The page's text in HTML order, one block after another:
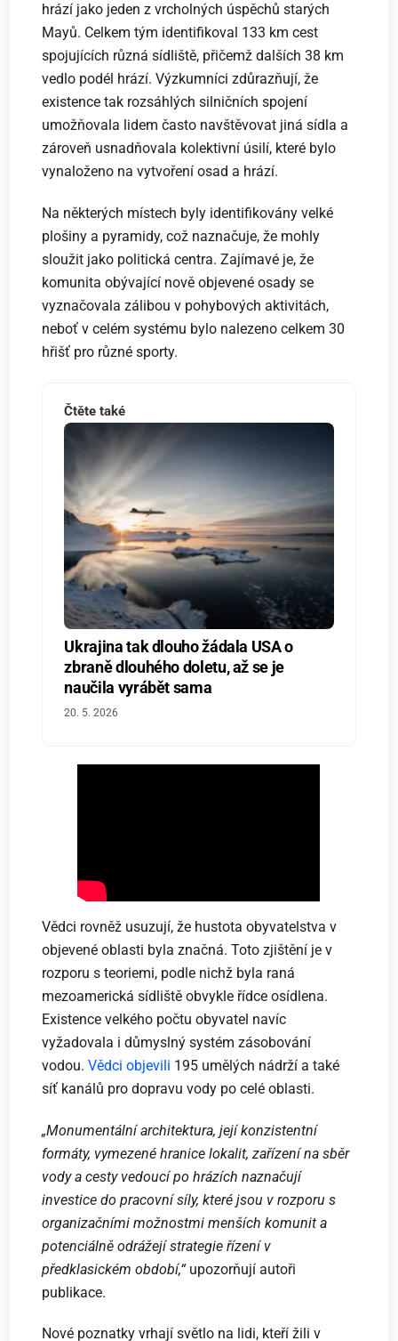
hrází jako jeden z vrcholných úspěchů starých
Mayů. Celkem tým identifikoval 133 km cest
spojujících různá sídliště, přičemž dalších 38 km
vedlo podél hrází. Výzkumníci zdůrazňují, že
existence tak rozsáhlých silničních spojení
umožňovala lidem často navštěvovat jiná sídla a
zároveň usnadňovala kolektivní úsilí, které bylo
vynaloženo na vytvoření osad a hrází.
Na některých místech byly identifikovány velké
plošiny a pyramidy, což naznačuje, že mohly
sloužit jako politická centra. Zajímavé je, že
komunita obývající nově objevené osady se
vyznačovala zálibou v pohybových aktivitách,
neboť v celém systému bylo nalezeno celkem 30
hřišť pro různé sporty.
Čtěte také
Ukrajina tak dlouho žádala USA o
zbraně dlouhého doletu, až se je
naučila vyrábět sama
20. 5. 2026
Vědci rovněž usuzují, že hustota obyvatelstva v
objevené oblasti byla značná. Toto zjištění je v
rozporu s teoriemi, podle nichž byla raná
mezoamerická sídliště obvykle řídce osídlena.
Existence velkého počtu obyvatel navíc
vyžadovala i důmyslný systém zásobování
vodou.Vědci objevili 195 umělých nádrží a také
síť kanálů pro dopravu vody po celé oblasti.
„Monumentální architektura, její konzistentní
formáty, vymezené hranice lokalit, zařízení na sběr
vody a cesty vedoucí po hrázích naznačují
investice do pracovní síly, které jsou v rozporu s
organizačními možnostmi menších komunit a
potenciálně odrážejí strategie řízení v
předklasickém období,“upozorňují autoři
publikace.
Nové poznatky vrhají světlo na lidi, kteří žili v